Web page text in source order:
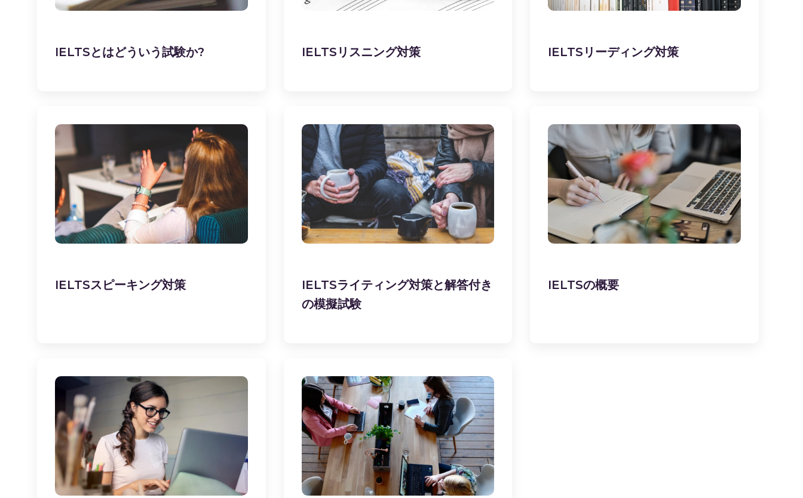
IELTSとはどういう試験か? IELTSリスニング対策 IELTSリーディング対策
IELTSスピーキング対策
IELTSライティング対策と解答付き
の模擬試験
IELTSの概要